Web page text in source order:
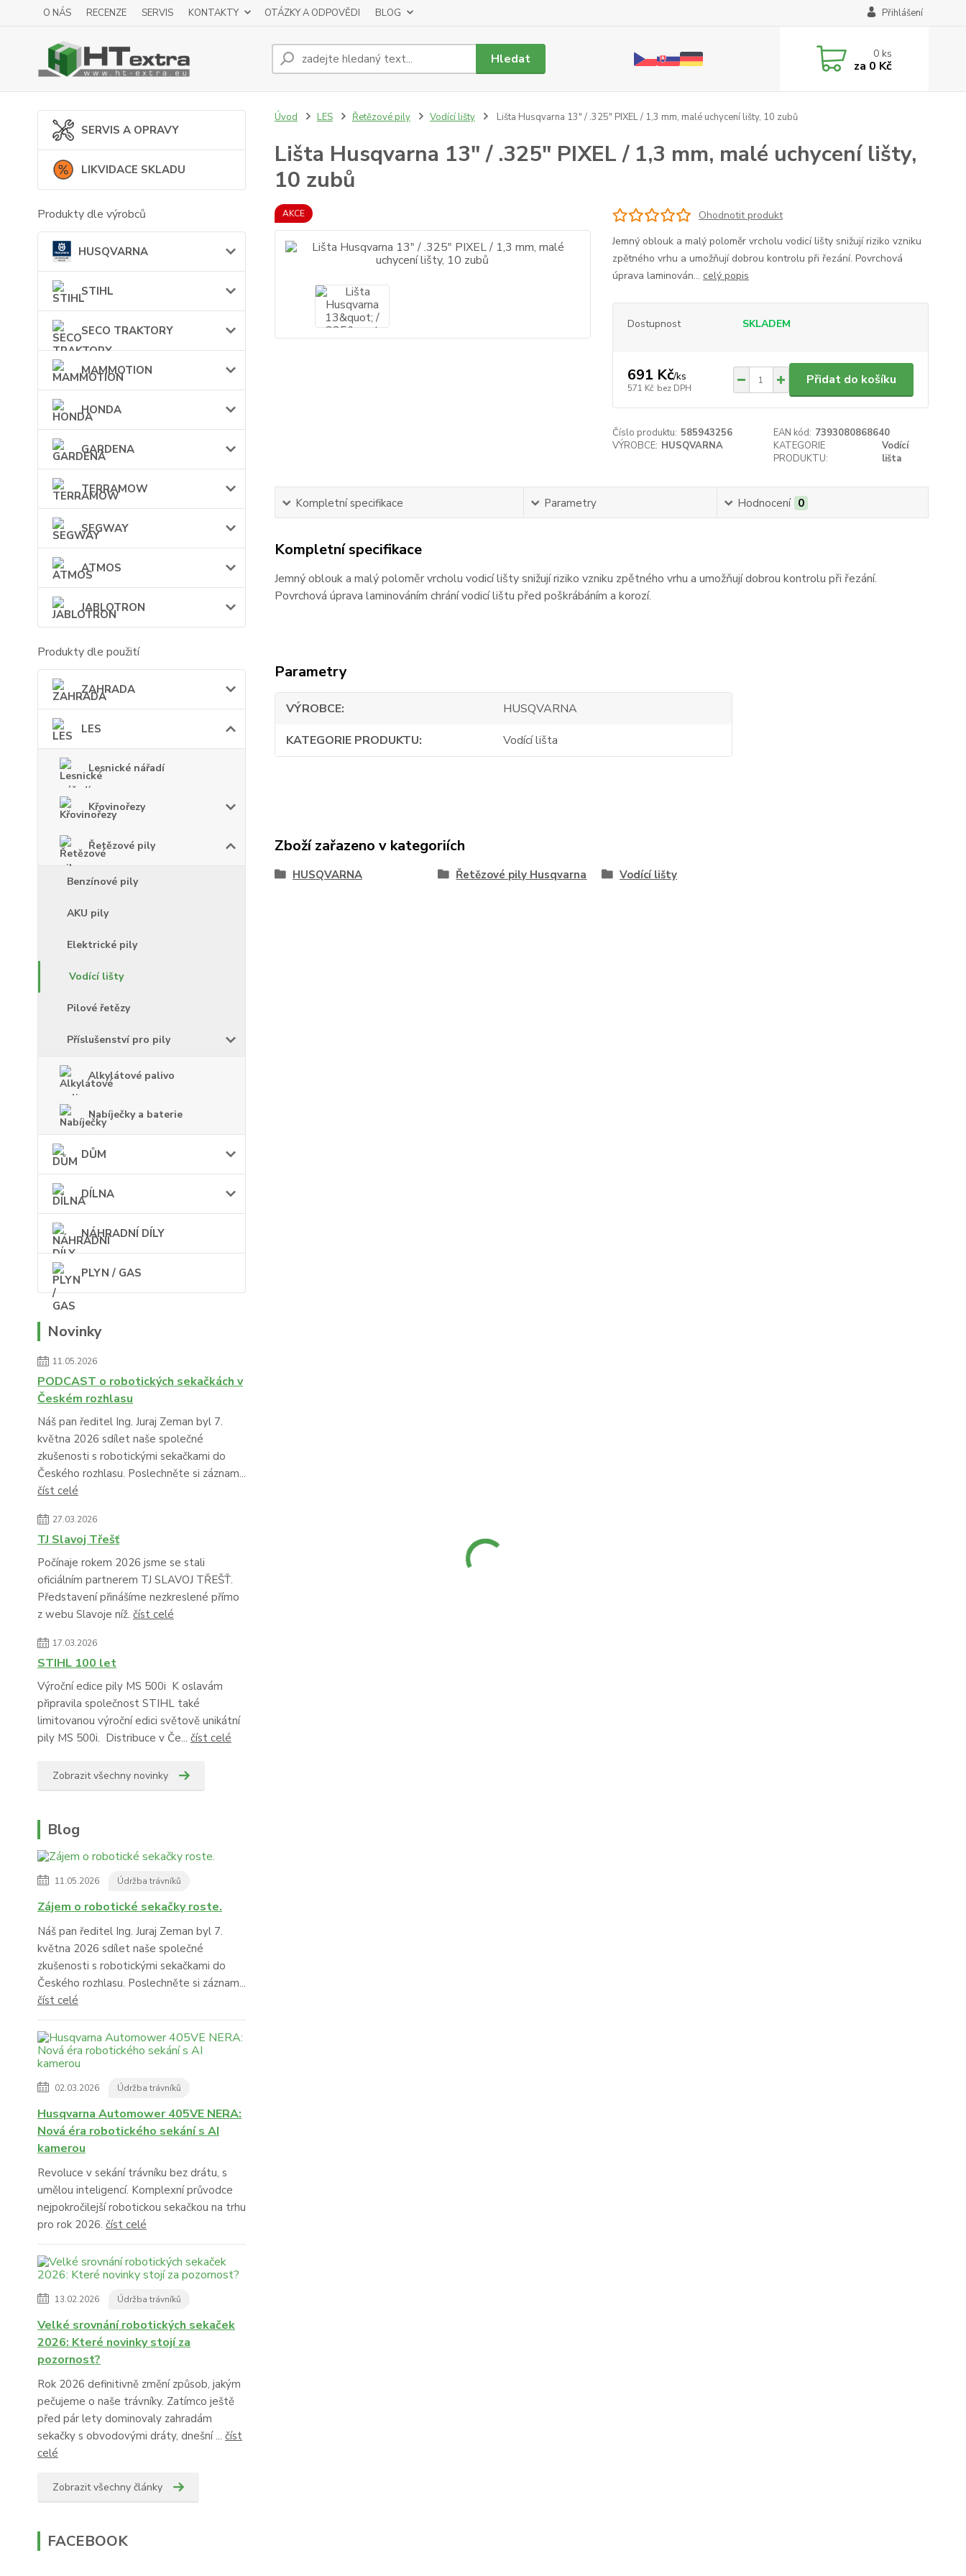
O NÁS RECENZE SERVIS KONTAKTY OTÁZKY A ODPOVĚDI BLOG Přihlášení
Hledat 0ks
za 0 Kč
SERVIS A OPRAVY
LIKVIDACE SKLADU
Produkty dle výrobců
HUSQVARNA
STIHL
SECO TRAKTORY
MAMMOTION
HONDA
GARDENA
TERRAMOW
SEGWAY
ATMOS
JABLOTRON
Produkty dle použití
ZAHRADA
LES
Lesnické nářadí
Křovinořezy
Řetězové pily
Benzínové pily
AKU pily
Elektrické pily
Vodící lišty
Pilové řetězy
Příslušenství pro pily
Alkylátové palivo
Nabíječky a baterie
DŮM
DÍLNA
NÁHRADNÍ DÍLY
PLYN / GAS
Novinky
11.05.2026
PODCAST o robotických sekačkách v
Českém rozhlasu
Náš pan ředitel Ing. Juraj Zeman byl 7.
května 2026 sdílet naše společné
zkušenosti s robotickými sekačkami do
Českého rozhlasu. Poslechněte si záznam...
číst celé
27.03.2026
TJ Slavoj Třešť
Počínaje rokem 2026 jsme se stali
oficiálním partnerem TJ SLAVOJ TŘEŠŤ.
Představení přinášíme nezkreslené přímo
z webu Slavoje níž. číst celé
17.03.2026
STIHL 100 let
Výroční edice pily MS 500i K oslavám
připravila společnost STIHL také
limitovanou výroční edici světově unikátní
pily MS 500i. Distribuce v Če... číst celé
Zobrazit všechny novinky
Blog
11.05.2026 Údržba trávníků
Zájem o robotické sekačky roste.
Náš pan ředitel Ing. Juraj Zeman byl 7.
května 2026 sdílet naše společné
zkušenosti s robotickými sekačkami do
Českého rozhlasu. Poslechněte si záznam...
číst celé
02.03.2026 Údržba trávníků
Husqvarna Automower 405VE NERA:
Nová éra robotického sekání s AI
kamerou
Revoluce v sekání trávníku bez drátu, s
umělou inteligencí. Komplexní průvodce
nejpokročilejší robotickou sekačkou na trhu
pro rok 2026. číst celé
13.02.2026 Údržba trávníků
Velké srovnání robotických sekaček
2026: Které novinky stojí za
pozornost?
Rok 2026 definitivně změní způsob, jakým
pečujeme o naše trávníky. Zatímco ještě
před pár lety dominovaly zahradám
sekačky s obvodovými dráty, dnešní ... číst
celé
Zobrazit všechny články
FACEBOOK
Úvod LES Řetězové pily Vodící lišty Lišta Husqvarna 13" / .325" PIXEL / 1,3 mm, malé uchycení lišty, 10 zubů
Lišta Husqvarna 13" / .325" PIXEL / 1,3 mm, malé uchycení lišty,
10 zubů
AKCE
Ohodnotit produkt
Jemný oblouk a malý poloměr vrcholu vodicí lišty snižují riziko vzniku
zpětného vrhu a umožňují dobrou kontrolu při řezání. Povrchová
úprava laminován... celý popis
Dostupnost SKLADEM
691 Kč/ks
571 Kč bez DPH
Přidat do košíku
Číslo produktu: 585943256 EAN kód: 7393080868640
VÝROBCE: HUSQVARNA
KATEGORIE
PRODUKTU:
Vodící
lišta
Kompletní specifikace Parametry Hodnocení 0
Kompletní specifikace
Jemný oblouk a malý poloměr vrcholu vodicí lišty snižují riziko vzniku zpětného vrhu a umožňují dobrou kontrolu při řezání.
Povrchová úprava laminováním chrání vodicí lištu před poškrábáním a korozí.
Parametry
VÝROBCE
HUSQVARNA
KATEGORIE PRODUKTU
Vodící lišta
Zboží zařazeno v kategoriích
HUSQVARNA Řetězové pily Husqvarna Vodící lišty